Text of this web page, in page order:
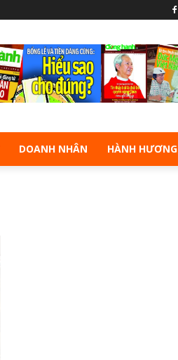
DOANH NHÂN HÀNH HƯƠNG